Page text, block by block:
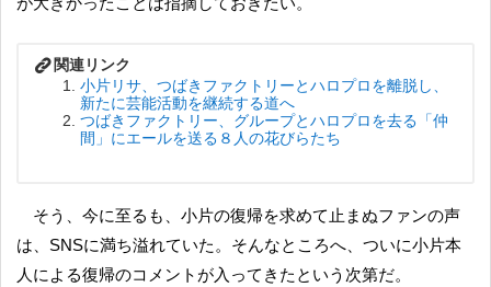
小片リサ、つばきファクトリーとハロプロを離脱し、
新たに芸能活動を継続する道へ
つばきファクトリー、グループとハロプロを去る「仲
間」にエールを送る８人の花びらたち
そう、今に至るも、小片の復帰を求めて止まぬファンの声
は、SNSに満ち溢れていた。そんなところへ、ついに小片本
人による復帰のコメントが入ってきたという次第だ。